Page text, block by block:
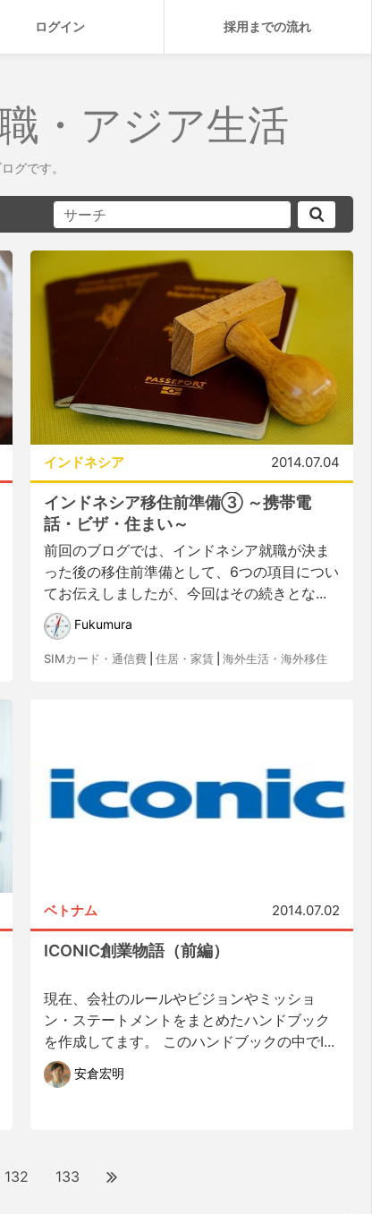
ログイン 採用までの流れ
・アジア生活
グです。
インドネシア 2014.07.04
インドネシア移住前準備③ ～携帯電
話・ビザ・住まい～
前回のブログでは、インドネシア就職が決ま
った後の移住前準備として、6つの項目につい
てお伝えしましたが、今回はその続きとな...
Fukumura
SIMカード・通信費 住居・家賃 海外生活・海外移住
ベトナム 2014.07.02
ICONIC創業物語（前編）
現在、会社のルールやビジョンやミッショ
ン・ステートメントをまとめたハンドブック
を作成してます。 このハンドブックの中でI...
安倉宏明
132 133